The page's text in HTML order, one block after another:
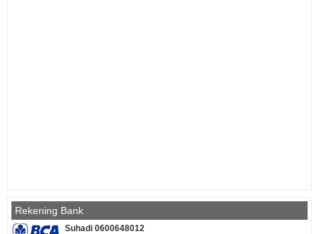
Rekening Bank
Suhadi 0600648012